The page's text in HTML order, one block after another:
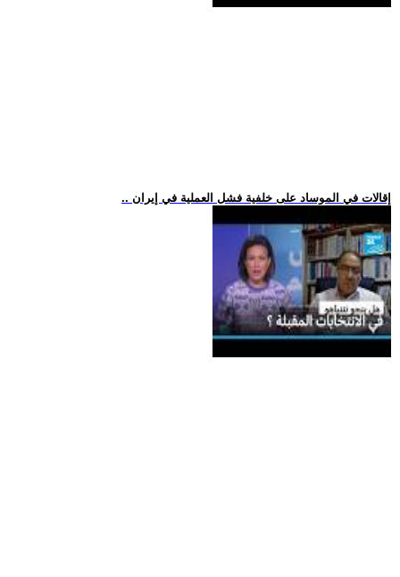
.. إقالات في الموساد على خلفية فشل العملية في إيران